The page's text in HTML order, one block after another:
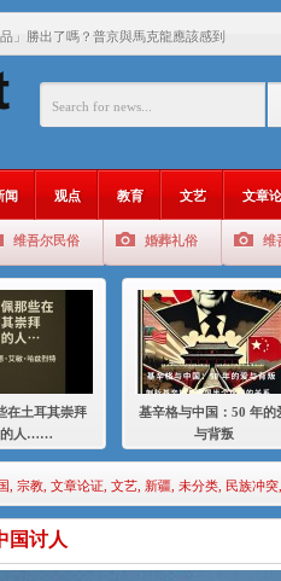
」勝出了嗎？普京與馬克龍應該感到
崇拜中國的人……
提：我为什么要学汉语
失去理智 / 伊利夏提
内疚中的挣扎
中营的红衣女孩
2020，难见彼岸2021
闻 观点 教育 文艺 文章
维吾尔民俗 婚葬礼俗 维
在土耳其崇拜
的人……
基辛格与中国：50 年的
与背叛
宗教, 文章论证, 文艺, 新疆, 未分类, 民族冲突,
国讨人